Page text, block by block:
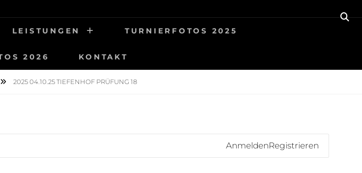
LEISTUNGEN TURNIERFOTOS 2025
2026 KONTAKT
2025 04.10.25 TIEFENHOF PRÜFUNG 18
AnmeldenRegistrieren